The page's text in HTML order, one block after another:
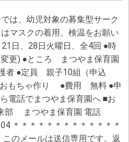
は、幼児対象の募集型サーク
マスクの着用、検温をお願い
日、28日火曜日、全4回 ●時
更) ●ところ まつやま保育園
者 ●定員 親子10組（申込
もちゃ作り ●費用 無料 ●申
電話でまつやま保育園へ ■お
部 まつやま保育園 電話
＊＊＊＊＊＊＊＊＊＊＊＊＊
のメールは送信専用です。返